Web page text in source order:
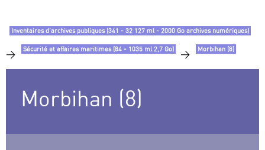
Inventaires d’archives publiques (341 - 32 127 ml - 2000 Go archives numériques)
> Sécurité et affaires maritimes (84 - 1035 ml 2,7 Go) > Morbihan (8)
Morbihan (8)